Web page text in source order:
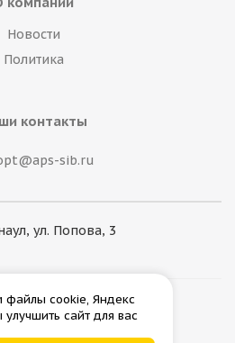
Новости
Политика
контакты
sib.ru
ул. Попова, 3
АгроПромСнаб
файлы cookie, Яндекс
сайт для вас